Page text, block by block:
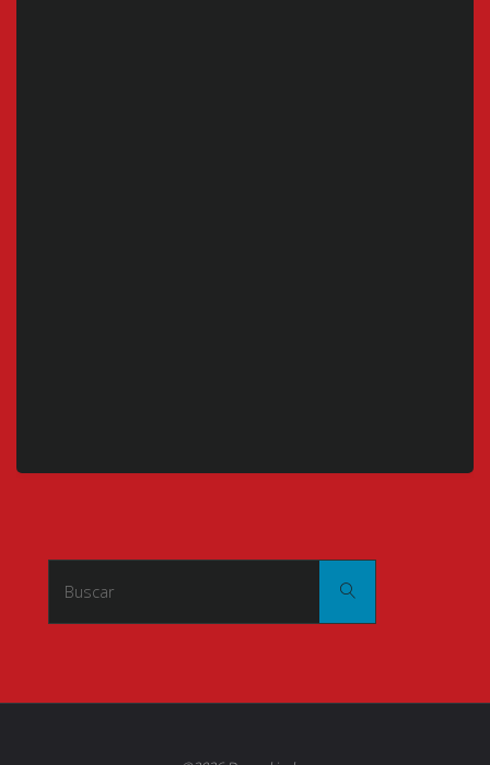
Buscar